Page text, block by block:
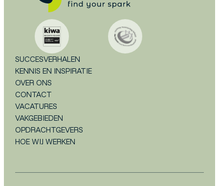
SUCCESVERHALEN
KENNIS EN INSPIRATIE
OVER ONS
CONTACT
VACATURES
VAKGEBIEDEN
OPDRACHTGEVERS
HOE WIJ WERKEN